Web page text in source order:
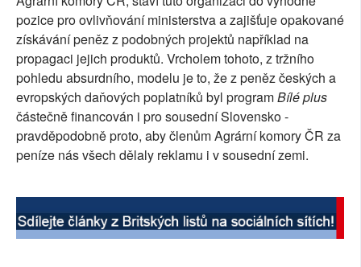
pozice pro ovlivňování ministerstva a zajišťuje opakované
získávání peněz z podobných projektů například na
propagaci jejich produktů. Vrcholem tohoto, z tržního
pohledu absurdního, modelu je to, že z peněz českých a
evropských daňových poplatníků byl programBílé plus
částečně financován i pro sousední Slovensko -
pravděpodobně proto, aby členům Agrární komory ČR za
peníze nás všech dělaly reklamu i v sousední zemi.